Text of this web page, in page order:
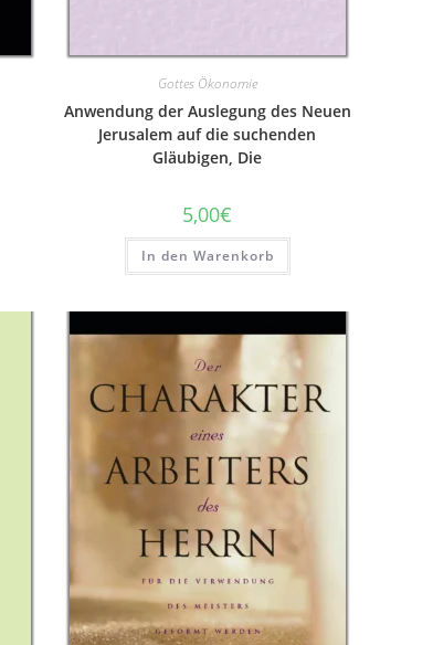
Gottes Ökonomie
Anwendung der Auslegung des Neuen
Jerusalem auf die suchenden
Gläubigen, Die
5,00€
In den Warenkorb